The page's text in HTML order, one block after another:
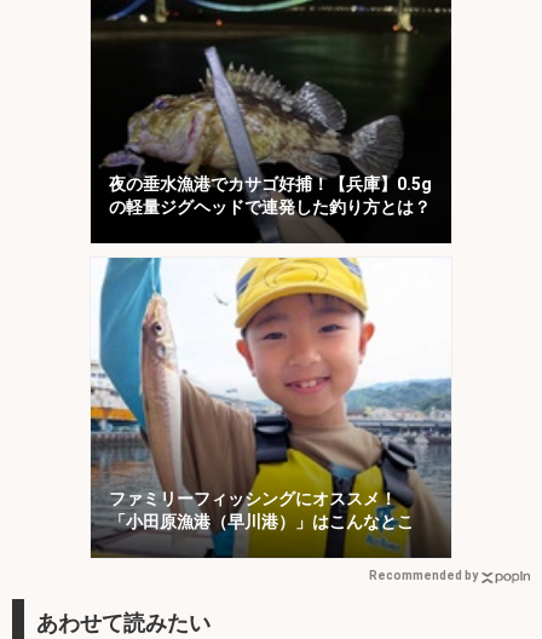
夜の垂水漁港でカサゴ好捕！【兵庫】0.5g
の軽量ジグヘッドで連発した釣り方とは？
ファミリーフィッシングにオススメ！
「小田原漁港（早川港）」はこんなとこ
Recommended by